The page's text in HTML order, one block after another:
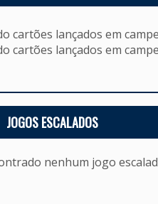
cartões lançados em
cartões lançados em
JOGOS ESCALADOS
nenhum jogo